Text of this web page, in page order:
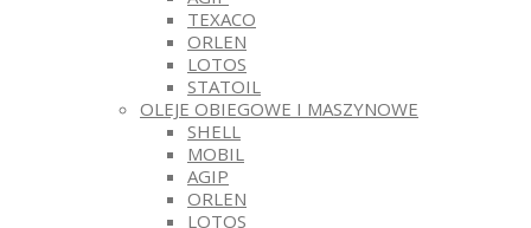
TEXACO
ORLEN
LOTOS
STATOIL
OLEJE OBIEGOWE I MASZYNOWE
SHELL
MOBIL
AGIP
ORLEN
LOTOS